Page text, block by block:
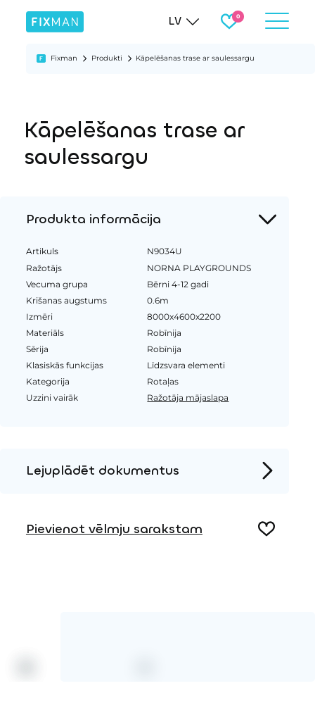
LV
Fixman Produkti Kāpelēšanas trase ar saulessargu
Kāpelēšanas trase ar
saulessargu
Produkta informācija
Artikuls
N9034U
Ražotājs
NORNA PLAYGROUNDS
Vecuma grupa
Bērni 4-12 gadi
Krišanas augstums
0.6m
Izmēri
8000x4600x2200
Materiāls
Robīnija
Sērija
Robīnija
Klasiskās funkcijas
Līdzsvara elementi
Kategorija
Rotaļas
Uzzini vairāk
Ražotāja mājaslapa
Lejuplādēt dokumentus
Pievienot vēlmju sarakstam